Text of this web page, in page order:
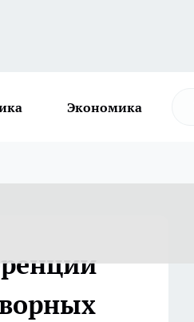
Экономика